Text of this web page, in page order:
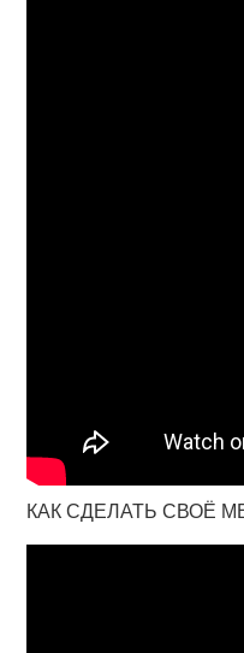
КАК СДЕЛАТЬ СВОЁ